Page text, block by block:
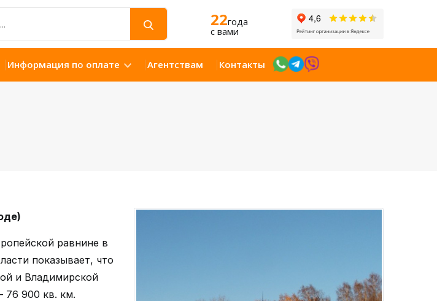
22года
c вами
Информация по оплате Агентствам Контакты
равнине в
показывает, что
и Владимирской
76 900 кв. км.